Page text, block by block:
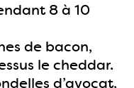
8 à 10
de bacon,
le cheddar.
d’avocat,